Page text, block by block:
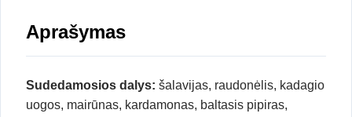
Aprašymas
Sudedamosios dalys: šalavijas, raudonėlis, kadagio
uogos, mairūnas, kardamonas, baltasis pipiras,